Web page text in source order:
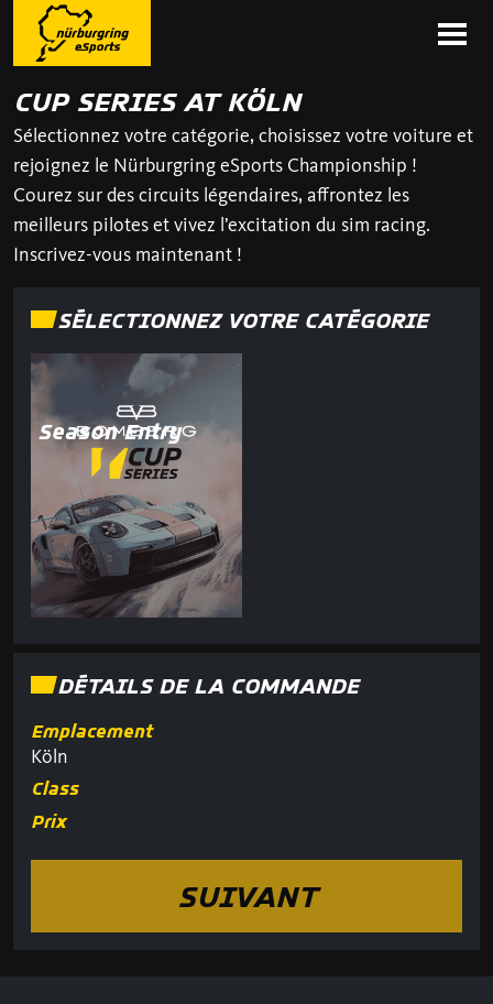
CUP SERIES AT KÖLN
Sélectionnez votre catégorie, choisissez votre voiture et
rejoignez le Nürburgring eSports Championship !
Courez sur des circuits légendaires, affrontez les
meilleurs pilotes et vivez l’excitation du sim racing.
Inscrivez-vous maintenant !
SÉLECTIONNEZ VOTRE CATÉGORIE
Season Entry
DÉTAILS DE LA COMMANDE
Emplacement
Köln
Class
Prix
SUIVANT